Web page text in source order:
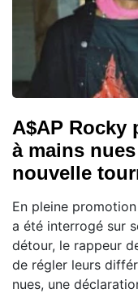
A$AP Rocky
à mains
nouvelle
En pleine
a été interrogé sur
détour, le rappeur
de régler leurs
nues, une